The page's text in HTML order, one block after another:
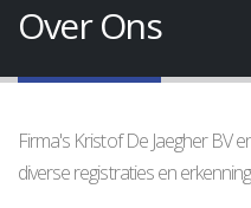
Over Ons
Firma's Kristof De Jaegher BV
diverse registraties en